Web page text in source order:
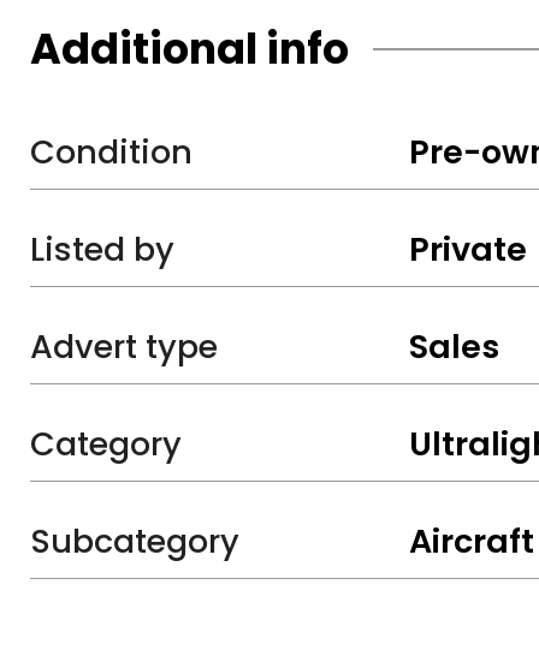
Additional info
Condition Pre-
Listed by Private
Advert type Sales
Category
Subcategory Aircraft